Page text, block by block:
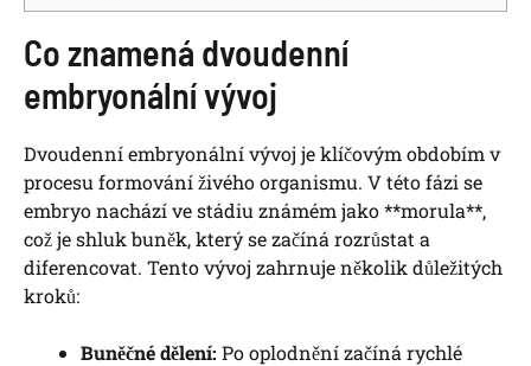
Co znamená dvoudenní
embryonální vývoj
Dvoudenní embryonální vývoj je klíčovým obdobím v
procesu formování živého organismu. V této fázi se
embryo nachází ve stádiu známém jako **morula**,
což je shluk buněk, který se začíná rozrůstat a
diferencovat. Tento vývoj zahrnuje několik důležitých
kroků:
Buněčné dělení: Po oplodnění začíná rychlé